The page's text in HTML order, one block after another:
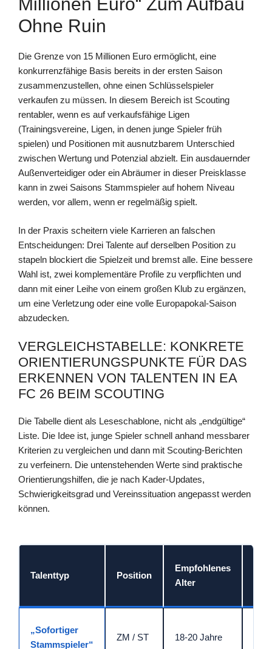
Millionen Euro“ Zum Aufbau
Ohne Ruin
Die Grenze von 15 Millionen Euro ermöglicht, eine
konkurrenzfähige Basis bereits in der ersten Saison
zusammenzustellen, ohne einen Schlüsselspieler
verkaufen zu müssen. In diesem Bereich ist Scouting
rentabler, wenn es auf verkaufsfähige Ligen
(Trainingsvereine, Ligen, in denen junge Spieler früh
spielen) und Positionen mit ausnutzbarem Unterschied
zwischen Wertung und Potenzial abzielt. Ein ausdauernder
Außenverteidiger oder ein Abräumer in dieser Preisklasse
kann in zwei Saisons Stammspieler auf hohem Niveau
werden, vor allem, wenn er regelmäßig spielt.
In der Praxis scheitern viele Karrieren an falschen
Entscheidungen: Drei Talente auf derselben Position zu
stapeln blockiert die Spielzeit und bremst alle. Eine bessere
Wahl ist, zwei komplementäre Profile zu verpflichten und
dann mit einer Leihe von einem großen Klub zu ergänzen,
um eine Verletzung oder eine volle Europapokal-Saison
abzudecken.
VERGLEICHSTABELLE: KONKRETE
ORIENTIERUNGSPUNKTE FÜR DAS
ERKENNEN VON TALENTEN IN EA
FC 26 BEIM SCOUTING
Die Tabelle dient als Leseschablone, nicht als „endgültige“
Liste. Die Idee ist, junge Spieler schnell anhand messbarer
Kriterien zu vergleichen und dann mit Scouting-Berichten
zu verfeinern. Die untenstehenden Werte sind praktische
Orientierungshilfen, die je nach Kader-Updates,
Schwierigkeitsgrad und Vereinssituation angepasst werden
können.
Talenttyp Position
Empfohlenes
Alter
„Sofortiger
Stammspieler“
ZM / ST 18-20 Jahre